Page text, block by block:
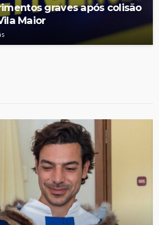
graves após colisão
Maior